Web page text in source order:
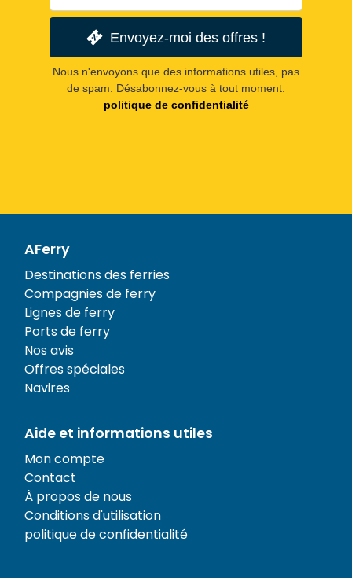
Envoyez-moi des offres !
Nous n'envoyons que des informations utiles, pas
de spam. Désabonnez-vous à tout moment.
politique de confidentialité
AFerry
Destinations des ferries
Compagnies de ferry
Lignes de ferry
Ports de ferry
Nos avis
Offres spéciales
Navires
Aide et informations utiles
Mon compte
Contact
À propos de nous
Conditions d'utilisation
politique de confidentialité